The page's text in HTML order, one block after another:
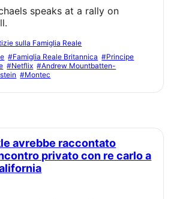
sulla Famiglia Reale
#Famiglia Reale Britannica #Principe
#Netflix #Andrew Mountbatten-
#Montec
privato con re carlo a